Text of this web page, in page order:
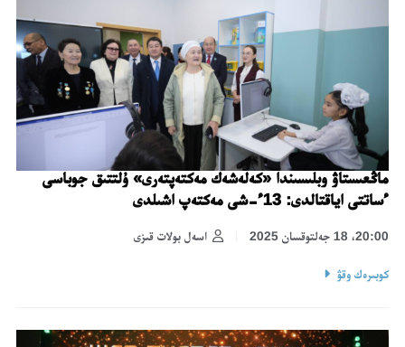
ماڭعىستاۋ وبلىسىندا «كەلەشەك مەكتەپتەرى» ۇلتتىق جوباسى
ءساتتى اياقتالدى: 13ء-شى مەكتەپ اشىلدى
اسەل بولات قىزى 20:00، 18 جەلتوقسان 2025
كوبىرەك وقۋ